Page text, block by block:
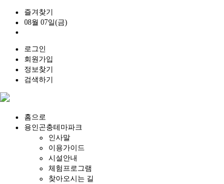
즐겨찾기
08월 07일(금)
로그인
회원가입
정보찾기
검색하기
홈으로
용인곤충테마파크
인사말
이용가이드
시설안내
체험프로그램
찾아오시는 길